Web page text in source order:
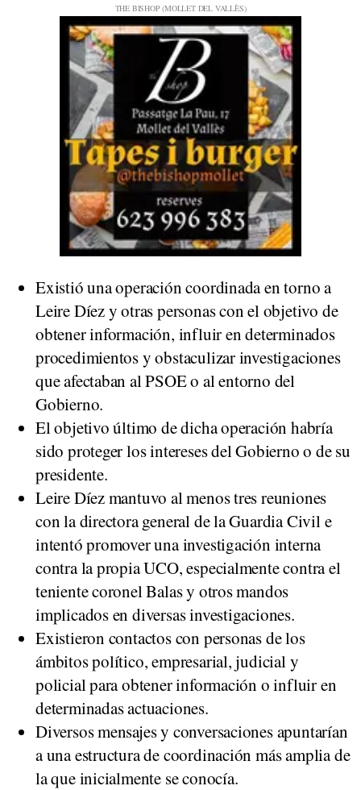
Existió una operación coordinada en torno a
Leire Díez y otras personas con el objetivo de
obtener información, influir en determinados
procedimientos y obstaculizar investigaciones
que afectaban al PSOE o al entorno del
Gobierno.
El objetivo último de dicha operación habría
sido proteger los intereses del Gobierno o de su
presidente.
Leire Díez mantuvo al menos tres reuniones
con la directora general de la Guardia Civil e
intentó promover una investigación interna
contra la propia UCO, especialmente contra el
teniente coronel Balas y otros mandos
implicados en diversas investigaciones.
Existieron contactos con personas de los
ámbitos político, empresarial, judicial y
policial para obtener información o influir en
determinadas actuaciones.
Diversos mensajes y conversaciones apuntarían
a una estructura de coordinación más amplia de
la que inicialmente se conocía.